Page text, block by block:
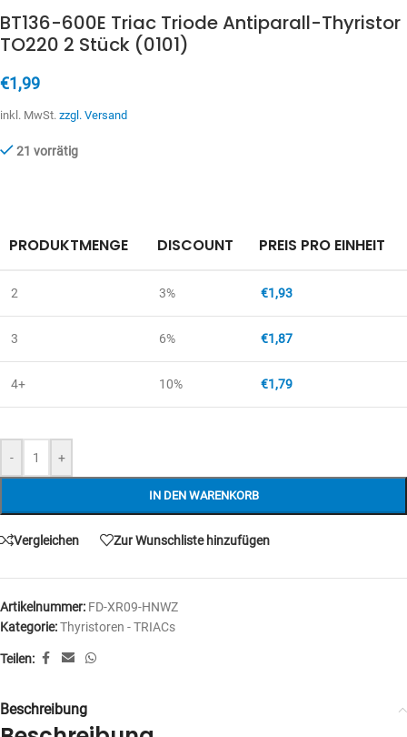
BT136-600E Triac Triode Antiparall-Thyristor
TO220 2 Stück (0101)
€1,99
inkl. MwSt. zzgl. Versand
21 vorrätig
- +
IN DEN WARENKORB
PRODUKTMENGE DISCOUNT PREIS PRO EINHEIT
2 3% €1,93
3 6% €1,87
4+ 10% €1,79
Vergleichen Zur Wunschliste hinzufügen
Artikelnummer: FD-XR09-HNWZ
Kategorie:Thyristoren - TRIACs
Teilen:
Beschreibung